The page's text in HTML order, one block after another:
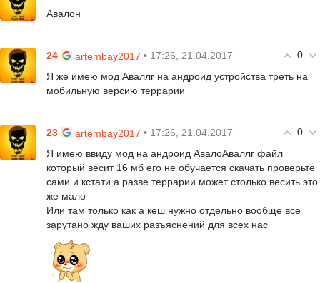
Авалон
0
24 artembay2017 • 17:26, 21.04.2017
Я же имею мод Аваллг на андроид устройства треть на
мобильную версию террарии
0
23 artembay2017 • 17:26, 21.04.2017
Я имею ввиду мод на андроид АвалоАваллг файл
который весит 16 мб его не обучается скачать проверьте
сами и кстати а разве террарии может столько весить это
же мало
Или там только как а кеш нужно отдельно вообще все
зарутано жду ваших разъяснений для всех нас